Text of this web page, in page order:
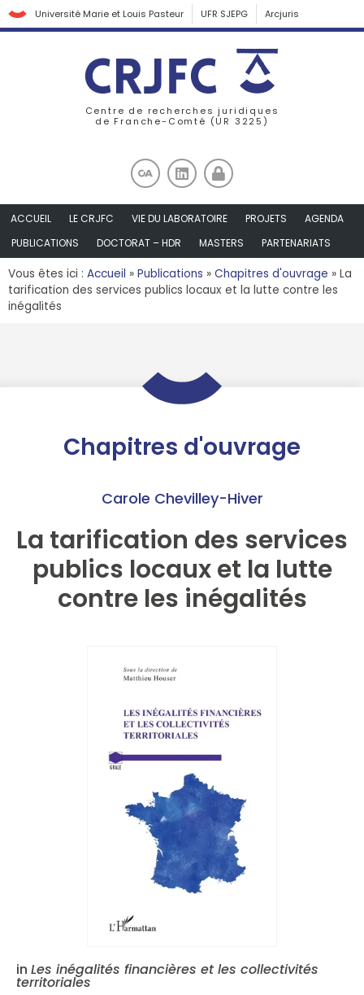
Université Marie et Louis Pasteur UFR SJEPG Arcjuris
Centre de recherches juridiques
de Franche-Comté (UR 3225)
ACCUEIL LE CRJFC VIE DU LABORATOIRE PROJETS
AGENDA
PUBLICATIONS
DOCTORAT – HDR MASTERS PARTENARIATS
Vous êtes ici : Accueil » Publications » Chapitres d'ouvrage » La
tarification des services publics locaux et la lutte contre les
inégalités
Chapitres d'ouvrage
Carole Chevilley-Hiver
La tarification des services
publics locaux et la lutte
contre les inégalités
in Les inégalités financières et les collectivités
territoriales